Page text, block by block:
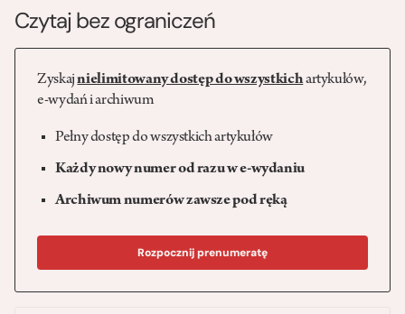
Czytaj bez ograniczeń
Zyskajnielimitowany dostęp do wszystkichartykułów,
e-wydań i archiwum
Pełny dostęp do wszystkich artykułów
Każdy nowy numer od razu w e-wydaniu
Archiwum numerów zawsze pod ręką
Rozpocznij prenumeratę